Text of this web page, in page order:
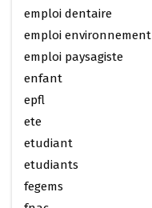
emploi dentaire
emploi environnement
emploi paysagiste
enfant
epfl
ete
etudiant
etudiants
fegems